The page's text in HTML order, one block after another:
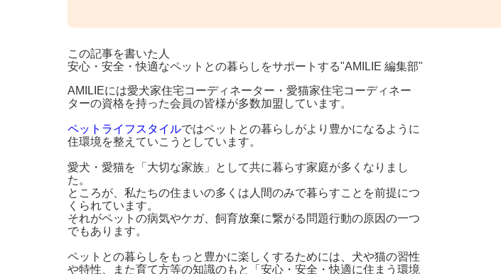
この記事を書いた人
安心・安全・快適なペットとの暮らしをサポートする"AMILIE 編集部"
AMILIEには愛犬家住宅コーディネーター・愛猫家住宅コーディネー
ターの資格を持った会員の皆様が多数加盟しています。
ペットライフスタイルではペットとの暮らしがより豊かになるように
住環境を整えていこうとしています。
愛犬・愛猫を「大切な家族」として共に暮らす家庭が多くなりまし
た。
ところが、私たちの住まいの多くは人間のみで暮らすことを前提につ
くられています。
それがペットの病気やケガ、飼育放棄に繋がる問題行動の原因の一つ
でもあります。
ペットとの暮らしをもっと豊かに楽しくするためには、犬や猫の習性
や特性、また育て方等の知識のもと「安心・安全・快適に住まう環境